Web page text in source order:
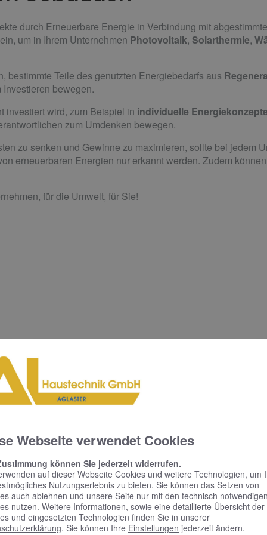
durch Erneuerbare Energie in Verbindung mit
um in Ihrem Unternehmen Photovoltaik, Solarthermie,
bestimmte Teile des genutzten Energiebedarfs aus
bewegen.
investiert wird, zum Beispiel in individuelle
zum Umdenken bewegen.
zu senken und Gewinne zu maximieren, sollte bei jedem
erneuerbaren Energien nur erkannt werden. Zudem
für die Umwelt, für Sie!
KEUCO PHÖNIX –
Spiegelschrank punktet
mit reduziertem Design
Webseite verwendet Cookies
können Sie jederzeit widerrufen.
auf dieser Webseite Cookies und weitere Technologien, um
Nutzungserlebnis zu bieten. Sie können das Setzen von
auch ablehnen und unsere Seite nur mit den technisch
nutzen. Weitere Informationen, sowie eine detaillierte Übersicht der
und eingesetzten Technologien finden Sie in unserer
. Sie können Ihre Einstellungen jederzeit ändern.